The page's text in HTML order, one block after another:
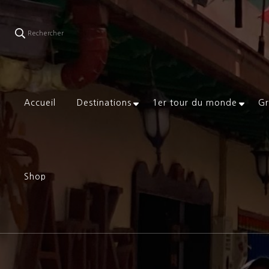
Rechercher
Accueil Destinations 1er tour du monde
Shop